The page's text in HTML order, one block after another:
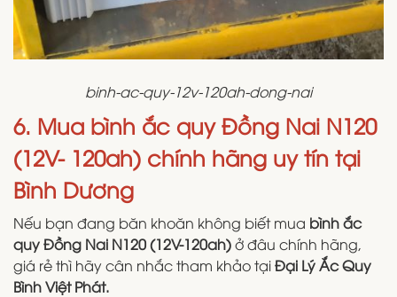
binh-ac-quy-12v-120ah-dong-nai
6. Mua bình ắc quy Đồng Nai N120
(12V- 120ah) chính hãng uy tín tại
Bình Dương
Nếu bạn đang băn khoăn không biết mua bình ắc
quy Đồng Nai N120 (12V-120ah)ở đâu chính hãng,
giá rẻ thì hãy cân nhắc tham khảo tạiĐại Lý Ắc Quy
Bình Việt Phát.